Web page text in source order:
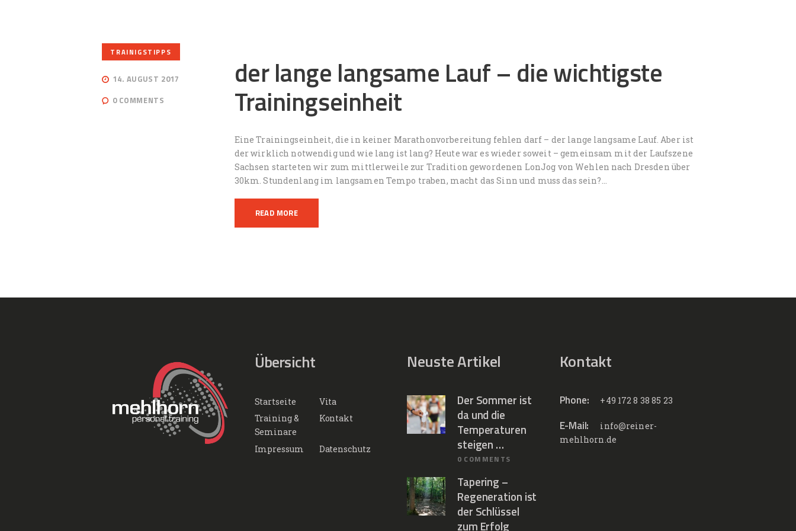
TRAINIGSTIPPS
14. AUGUST 2017
0 COMMENTS
der lange langsame Lauf – die wichtigste
Trainingseinheit
Eine Trainingseinheit, die in keiner Marathonvorbereitung fehlen darf – der lange langsame Lauf. Aber ist
der wirklich notwendig und wie lang ist lang? Heute war es wieder soweit – gemeinsam mit der Laufszene
Sachsen starteten wir zum mittlerweile zur Tradition gewordenen LonJog von Wehlen nach Dresden über
30km. Stundenlang im langsamen Tempo traben, macht das Sinn und muss das sein?…
READ MORE
Übersicht
Startseite
Vita
Training &
Seminare
Kontakt
Impressum Datenschutz
Neuste Artikel
Der Sommer ist
da und die
Temperaturen
steigen …
0 COMMENTS
Tapering –
Regeneration ist
der Schlüssel
zum Erfolg
Kontakt
Phone: +49 172 8 38 85 23
E-Mail:
info@reiner-
mehlhorn.de